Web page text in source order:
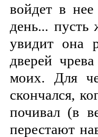
войдет в
день...
увидит она
дверей
моих. Для
скончался,
почивал (в
перестают